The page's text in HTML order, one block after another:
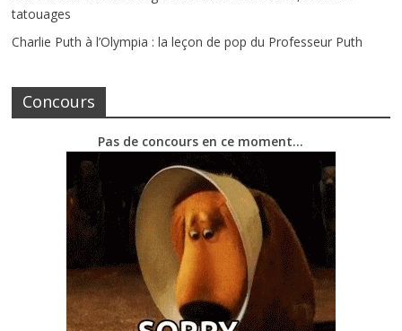
tatouages
Charlie Puth à l’Olympia : la leçon de pop du Professeur Puth
Concours
Pas de concours en ce moment…